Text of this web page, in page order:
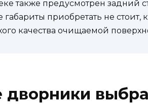
также предусмотрен задний
приобретать не
качества очищаемой
дворники